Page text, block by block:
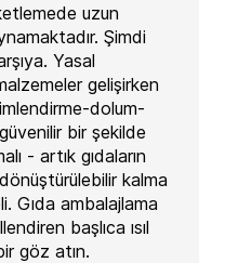
uzun
Şimdi
Yasal
gelişirken
dolum-
bir şekilde
- artık gıdaların
kalma
Gıda ambalajlama
başlıca ısıl
göz atın.